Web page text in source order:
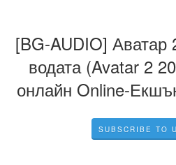
[BG-AUDIO] Аватар
водата (Avatar 2
онлайн Online-
SUBSCRIBE TO